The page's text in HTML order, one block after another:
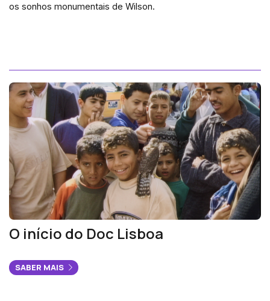
os sonhos monumentais de Wilson.
O início do Doc Lisboa
SABER MAIS